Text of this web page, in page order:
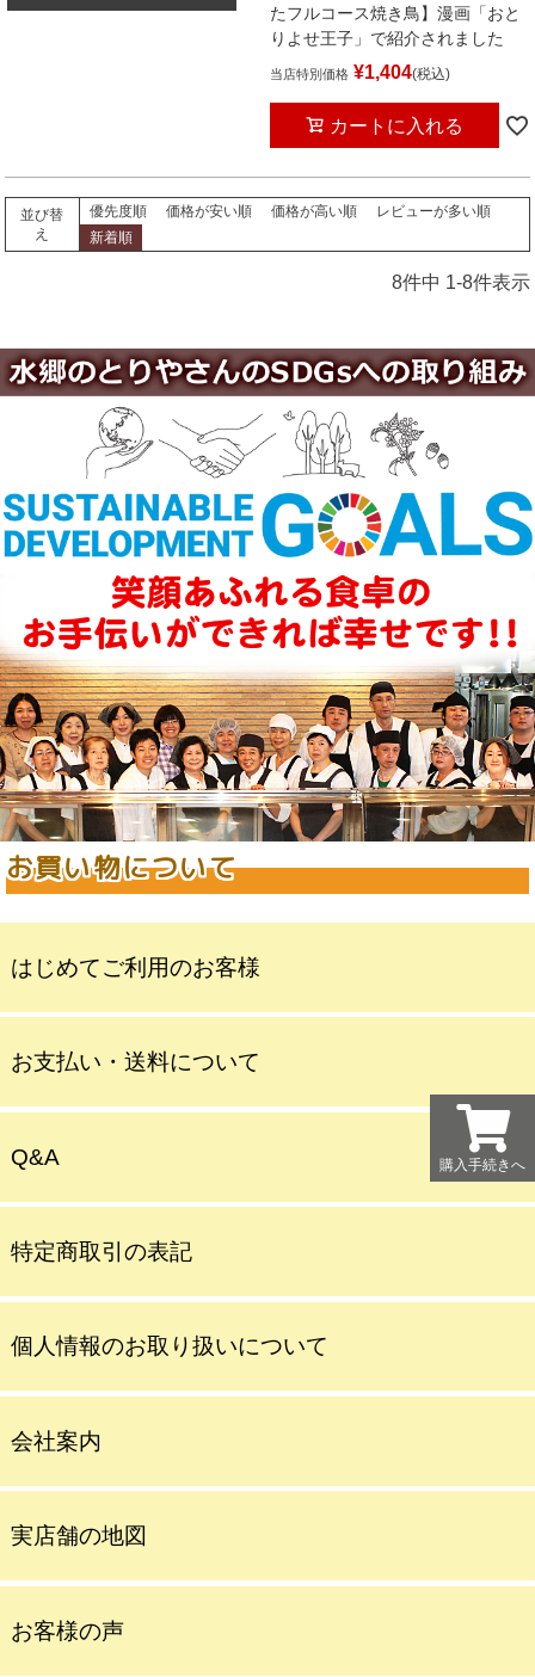
たフルコース焼き鳥】漫画「おと
りよせ王子」で紹介されました
当店特別価格 ¥1,404 税込
カートに入れる
並び替
え
優先度順 価格が安い順 価格が高い順
レビューが多い順
新着順
8件中 1-8件表示
購入手続きへ
お買い物について
はじめてご利用のお客様
お支払い・送料について
Q&A
特定商取引の表記
個人情報のお取り扱いについて
会社案内
実店舗の地図
お客様の声
購入手続きへ